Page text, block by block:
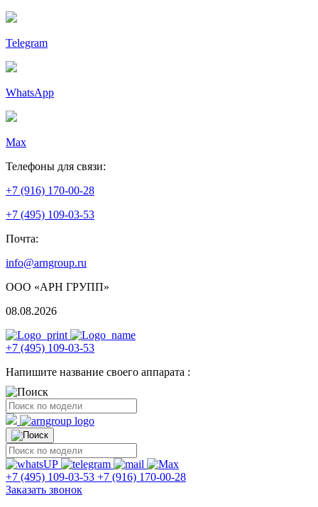
Telegram
WhatsApp
Max
Телефоны для связи:
+7 (916) 170-00-28
+7 (495) 109-03-53
Почта:
info@arngroup.ru
ООО «АРН ГРУПП»
08.08.2026
+7 (495) 109-03-53
Напишите название своего аппарата :
+7 (495) 109-03-53 +7 (916) 170-00-28
Заказать звонок